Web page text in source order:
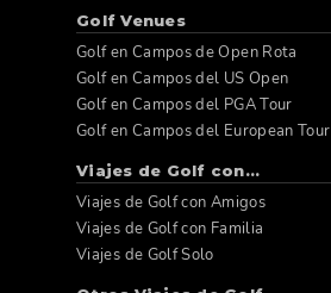
Golf Venues
Golf en Campos de Open Rota
Golf en Campos del US Open
Golf en Campos del PGA Tour
Golf en Campos del European Tour
Viajes de Golf con...
Viajes de Golf con Amigos
Viajes de Golf con Familia
Viajes de Golf Solo